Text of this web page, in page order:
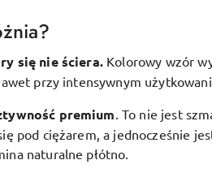
się nie ściera. Kolorowy wzór
przy intensywnym
premium To nie jest
pod ciężarem, a jednocześnie
naturalne płótno.